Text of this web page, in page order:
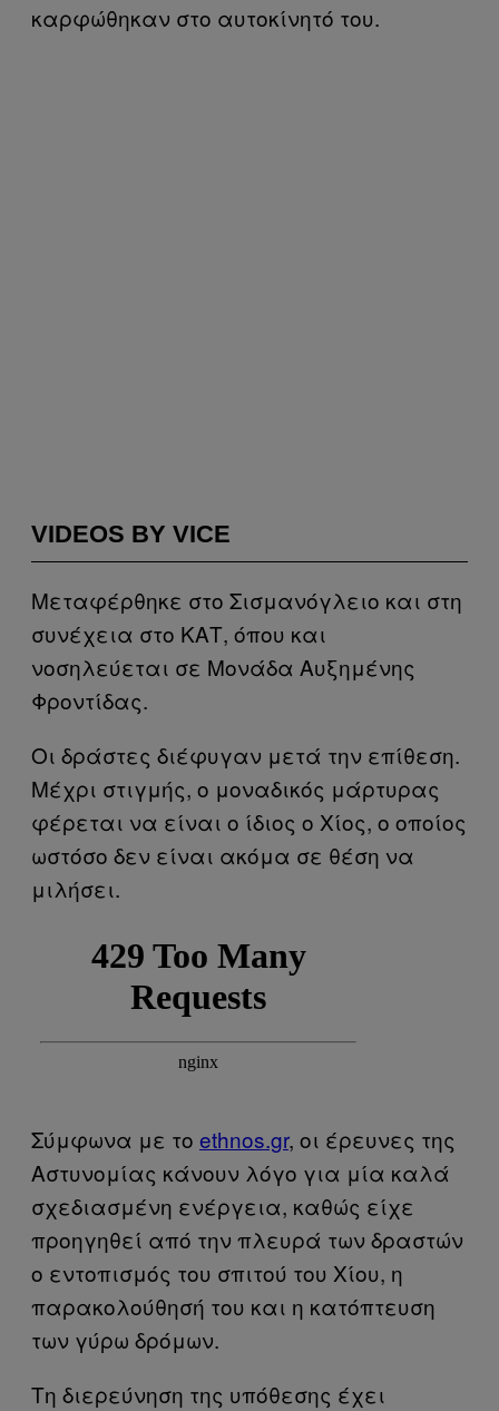
καρφώθηκαν στο αυτοκίνητό του.
VIDEOS BY VICE
Μεταφέρθηκε στο Σισμανόγλειο και στη
συνέχεια στο ΚΑΤ, όπου και
νοσηλεύεται σε Μονάδα Αυξημένης
Φροντίδας.
Οι δράστες διέφυγαν μετά την επίθεση.
Μέχρι στιγμής, ο μοναδικός μάρτυρας
φέρεται να είναι ο ίδιος ο Χίος, ο οποίος
ωστόσο δεν είναι ακόμα σε θέση να
μιλήσει.
Σύμφωνα με το ethnos.gr, οι έρευνες της
Αστυνομίας κάνουν λόγο για μία καλά
σχεδιασμένη ενέργεια, καθώς είχε
προηγηθεί από την πλευρά των δραστών
ο εντοπισμός του σπιτού του Χίου, η
παρακολούθησή του και η κατόπτευση
των γύρω δρόμων.
Τη διερεύνηση της υπόθεσης έχει